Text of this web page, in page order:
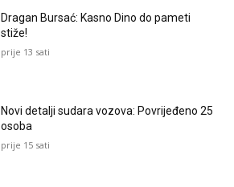
Dragan Bursać: Kasno Dino do pameti
stiže!
prije 13 sati
Novi detalji sudara vozova: Povrijeđeno 25
osoba
prije 15 sati